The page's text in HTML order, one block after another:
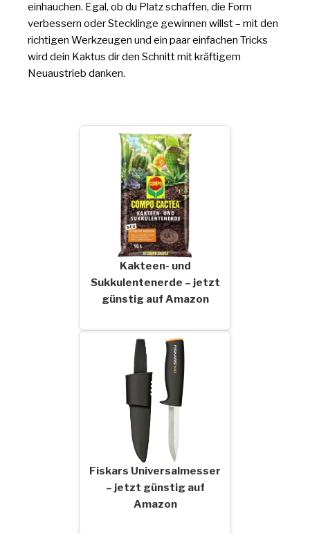
einhauchen. Egal, ob du Platz schaffen, die Form
verbessern oder Stecklinge gewinnen willst – mit den
richtigen Werkzeugen und ein paar einfachen Tricks
wird dein Kaktus dir den Schnitt mit kräftigem
Neuaustrieb danken.
Kakteen- und
Sukkulentenerde – jetzt
günstig auf Amazon
Fiskars Universalmesser
– jetzt günstig auf
Amazon